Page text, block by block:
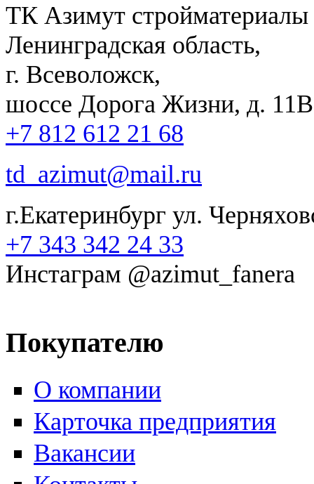
ТК Азимут стройматериалы
Ленинградская область,
г. Всеволожск,
шоссе Дорога Жизни, д.
+7 812 612 21 68
td_azimut@mail.ru
г.Екатеринбург ул.
+7 343 342 24 33
Инстаграм @azimut_fanera
Покупателю
О компании
Карточка предприятия
Вакансии